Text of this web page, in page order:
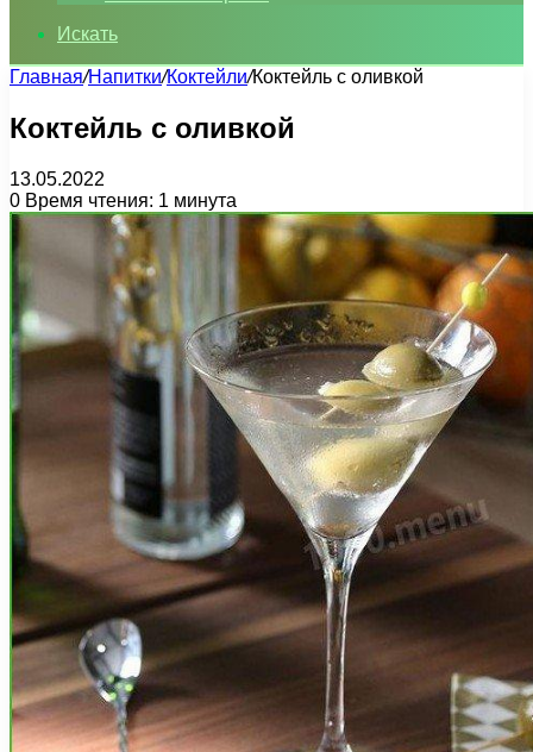
Искать
Главная/Напитки/Коктейли/Коктейль с оливкой
Коктейль с оливкой
13.05.2022
0 Время чтения: 1 минута